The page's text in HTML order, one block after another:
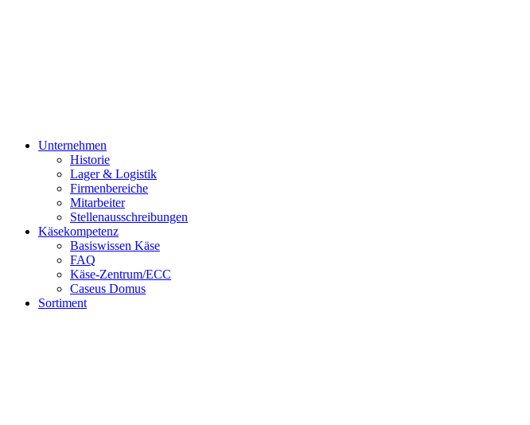
Unternehmen
Historie
Lager & Logistik
Firmenbereiche
Mitarbeiter
Stellenausschreibungen
Käsekompetenz
Basiswissen Käse
FAQ
Käse-Zentrum/ECC
Caseus Domus
Sortiment